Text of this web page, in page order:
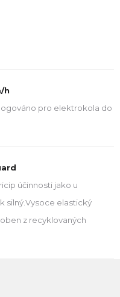
h
pro elektrokola do
účinnosti jako u
silný.Vysoce elastický
z recyklovaných